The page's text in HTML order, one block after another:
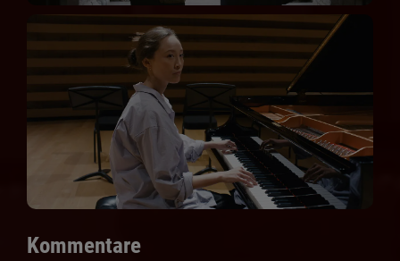
Kommentare